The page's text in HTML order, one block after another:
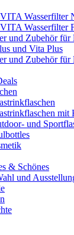
Wasserfilter
Wasserfilter
und Zubehör
und Vita Plus
und Zubehör
mit
und
& Schönes
und